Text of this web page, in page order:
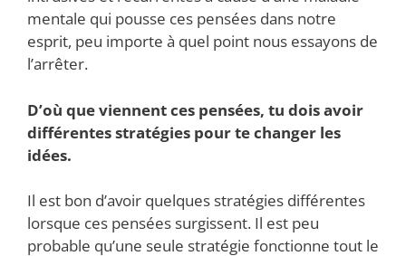
mentale qui pousse ces pensées dans notre
esprit, peu importe à quel point nous essayons de
l’arrêter.
D’où que viennent ces pensées, tu dois avoir
différentes stratégies pour te changer les
idées.
Il est bon d’avoir quelques stratégies différentes
lorsque ces pensées surgissent. Il est peu
probable qu’une seule stratégie fonctionne tout le